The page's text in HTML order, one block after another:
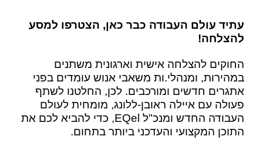
עתיד עולם העבודה כבר כאן, הצטרפו למסע
להצלחה!
החוקים להצלחה אישית וארגונית משתנים
במהירות, ומנהלי.ות משאבי אנוש עומדים בפני
אתגרים חדשים ומורכבים. לכן, החלטנו לשתף
פעולה עם איילה ראובן-ללונג, מומחית לעולם
העבודה החדש ומנכ"ל EQel, כדי להביא לכם את
התוכן המקצועי והעדכני ביותר בתחום.